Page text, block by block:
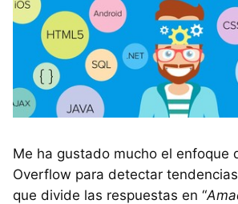
Me ha gustado mucho el enfoque
Overflow para detectar
que divide las respuestas en “